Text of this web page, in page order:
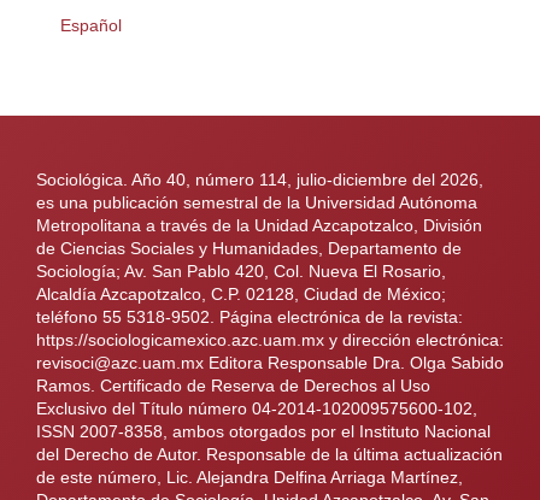
Español
Sociológica. Año 40, número 114, julio-diciembre del 2026,
es una publicación semestral de la Universidad Autónoma
Metropolitana a través de la Unidad Azcapotzalco, División
de Ciencias Sociales y Humanidades, Departamento de
Sociología; Av. San Pablo 420, Col. Nueva El Rosario,
Alcaldía Azcapotzalco, C.P. 02128, Ciudad de México;
teléfono 55 5318-9502. Página electrónica de la revista:
https://sociologicamexico.azc.uam.mx y dirección electrónica:
revisoci@azc.uam.mx Editora Responsable Dra. Olga Sabido
Ramos. Certificado de Reserva de Derechos al Uso
Exclusivo del Título número 04-2014-102009575600-102,
ISSN 2007-8358, ambos otorgados por el Instituto Nacional
del Derecho de Autor. Responsable de la última actualización
de este número, Lic. Alejandra Delfina Arriaga Martínez,